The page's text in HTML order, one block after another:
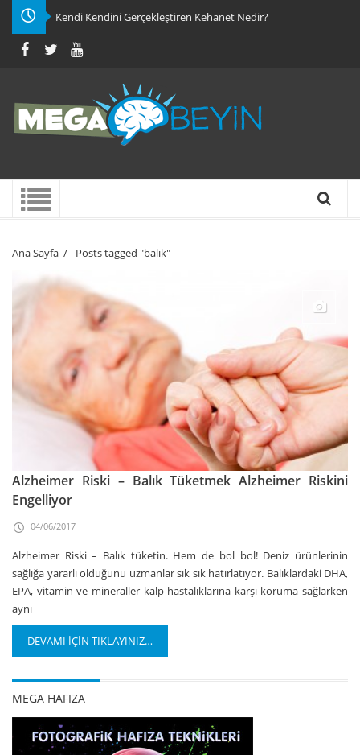
Kendi Kendini Gerçekleştiren Kehanet Nedir?
Ana Sayfa / Posts tagged "balık"
Alzheimer Riski – Balık Tüketmek Alzheimer Riskini
Engelliyor
04/06/2017
Alzheimer Riski – Balık tüketin. Hem de bol bol! Deniz ürünlerinin
sağlığa yararlı olduğunu uzmanlar sık sık hatırlatıyor. Balıklardaki DHA,
EPA, vitamin ve mineraller kalp hastalıklarına karşı koruma sağlarken
aynı
DEVAMI İÇİN TIKLAYINIZ…
MEGA HAFIZA